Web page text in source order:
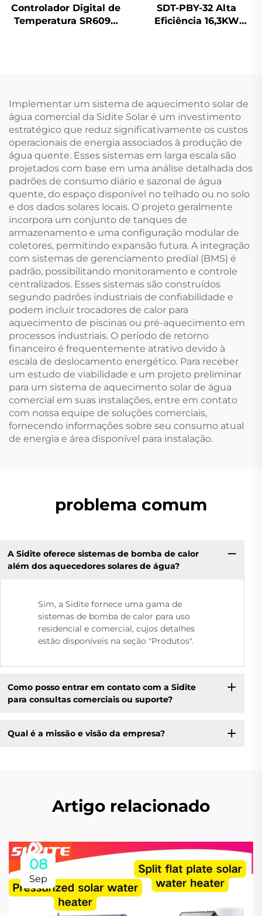
Controlador Digital de
Temperatura SR609C
Aquecimento Auxiliar
de 2000W
SDT-PBY-32 Alta
Eficiência 16,3KW
Elétrica Residencial
Implementar um sistema de aquecimento solar de
água comercial da Sidite Solar é um investimento
estratégico que reduz significativamente os custos
operacionais de energia associados à produção de
água quente. Esses sistemas em larga escala são
projetados com base em uma análise detalhada dos
padrões de consumo diário e sazonal de água
quente, do espaço disponível no telhado ou no solo
e dos dados solares locais. O projeto geralmente
incorpora um conjunto de tanques de
armazenamento e uma configuração modular de
coletores, permitindo expansão futura. A integração
com sistemas de gerenciamento predial (BMS) é
padrão, possibilitando monitoramento e controle
centralizados. Esses sistemas são construídos
segundo padrões industriais de confiabilidade e
podem incluir trocadores de calor para
aquecimento de piscinas ou pré-aquecimento em
processos industriais. O período de retorno
financeiro é frequentemente atrativo devido à
escala de deslocamento energético. Para receber
um estudo de viabilidade e um projeto preliminar
para um sistema de aquecimento solar de água
comercial em suas instalações, entre em contato
com nossa equipe de soluções comerciais,
fornecendo informações sobre seu consumo atual
de energia e área disponível para instalação.
problema comum
A Sidite oferece sistemas de bomba de calor
além dos aquecedores solares de água?
Sim, a Sidite fornece uma gama de
sistemas de bomba de calor para uso
residencial e comercial, cujos detalhes
estão disponíveis na seção "Produtos".
Como posso entrar em contato com a Sidite
para consultas comerciais ou suporte?
Qual é a missão e visão da empresa?
Artigo relacionado
08
Sep